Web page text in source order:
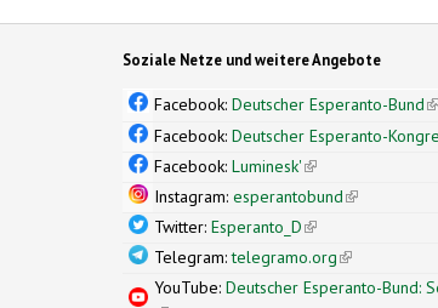
Soziale Netze und weitere Angebote
Facebook:Deutscher Esperanto-Bund
Facebook:Deutscher Esperanto-
Facebook:Luminesk'(link is external)
Instagram:esperantobund(link is
Twitter:Esperanto_D(link is external)
Telegram:telegramo.org(link is
YouTube:Deutscher Esperanto-Bund: